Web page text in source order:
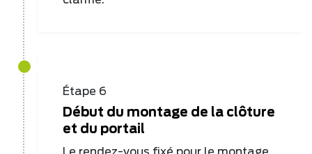
Étape 6
Début du montage de la clôture
et du portail